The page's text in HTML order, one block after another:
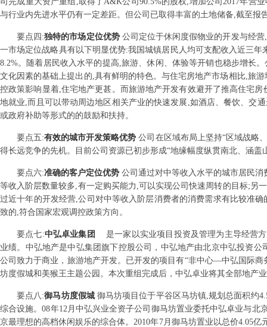
与行业内先进水平仍有一定差距。但公司已取得丰富的土地储备,截至报
要点 四 :独特的市场定位优势 公司定位于休闲度假物业的开发与经
一市场定位战略具有以下明显优势:我国城镇居民人均可支配收入近三年
8.2%。随着居民收入水平的提高,旅游、休闲、体验等开销也稳步增长
文化因素的基础上提出的,具有鲜明的特色。与住宅房地产市场相比,旅
控政策影响显着,住宅地产更甚。而旅游地产开发有效避开了推高住宅
地就业,而且可以带动周边地区相关产业的快速发展,如酒店、餐饮、交
或政府补助等形式的的鼓励和扶持。
要点五:有效的城市开发策略优势公司在区域布局上坚持“区域战略
得长远竞争的先机。目前公司资源已初步形成“地缘幅度纵贯南北、涵盖
要点六:准确的客户定位优势 公司通过对中等收入水平的城市居民
等收入阶层数量较多,有一定购买能力,可以实现公司快速周转的目标;另
过近十年的开发经营,公司对中等收入阶层消费者的消费需求有比较准
致的,符合国家宏观调控政策方向。
要点七:中弘卓业集团是一家以实业项目投资及管理为主导经营
业绩。中弘地产是中弘集团旗下控股公司，中弘地产由北京中弘投资
公司致力于商业，旅游地产开发。已开发的项目有“非中心—中弘国际
坊度假城和美猴王主题公园。本次重组完成后，中弘卓业将其全部地产
要点 八 :御马坊度假城 御马坊项目位于平谷区马坊镇,规划总面积约
综合设施。08年12月中弘兴业全资子公司御马坊置业委托中弘卓业与
京最理想的高档休闲娱乐的综合体。2010年7月御马坊置业以总价4.05